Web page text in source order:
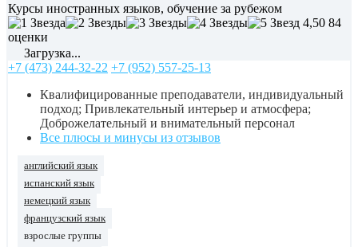
Курсы иностранных языков, обучение за рубежом
4,50 84
оценки
Загрузка...
+7 (473) 244-32-22 +7 (952) 557-25-13
Квалифицированные преподаватели, индивидуальный
подход; Привлекательный интерьер и атмосфера;
Доброжелательный и внимательный персонал
Все плюсы и минусы из отзывов
английский язык
испанский язык
немецкий язык
французский язык
взрослые группы